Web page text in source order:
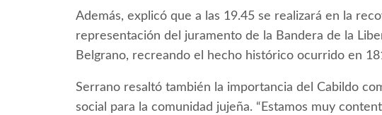
Además, explicó que a las 19.45 se realizará en la
representación del juramento de la Bandera de la
Belgrano, recreando el hecho histórico ocurrido en
Serrano resaltó también la importancia del Cabildo
social para la comunidad jujeña. “Estamos muy